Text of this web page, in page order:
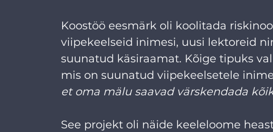
Koostöö eesmärk oli koolitada
viipekeelseid inimesi, uusi lektoreid
suunatud käsiraamat. Kõige tipuks
mis on suunatud viipekeelsetele
et oma mälu saavad värskendada
See projekt oli näide keeleloome